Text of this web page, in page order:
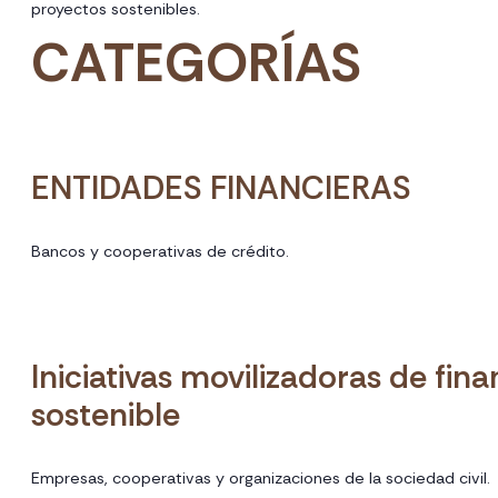
proyectos sostenibles.
CATEGORÍAS
ENTIDADES FINANCIERAS
Bancos y cooperativas de crédito.
Iniciativas movilizadoras de
sostenible
Empresas, cooperativas y organizaciones de la sociedad civil.